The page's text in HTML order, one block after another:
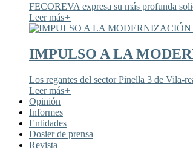
FECOREVA expresa su más profunda
Leer más+
IMPULSO A LA
Los regantes del sector Pinella 3 de Vila-
Leer más+
Opinión
Informes
Entidades
Dosier de prensa
Revista